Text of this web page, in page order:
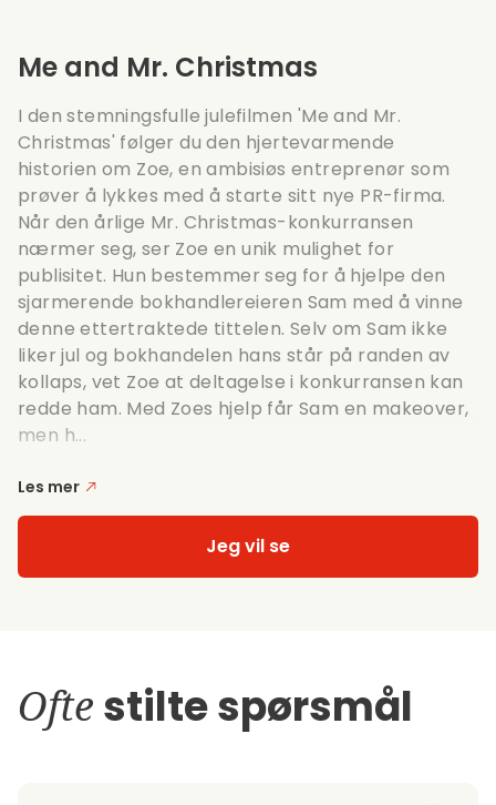
Me and Mr. Christmas
I den stemningsfulle julefilmen 'Me and Mr.
Christmas' følger du den hjertevarmende
historien om Zoe, en ambisiøs entreprenør som
prøver å lykkes med å starte sitt nye PR-firma.
Når den årlige Mr. Christmas-konkurransen
nærmer seg, ser Zoe en unik mulighet for
publisitet. Hun bestemmer seg for å hjelpe den
sjarmerende bokhandlereieren Sam med å vinne
denne ettertraktede tittelen. Selv om Sam ikke
liker jul og bokhandelen hans står på randen av
kollaps, vet Zoe at deltagelse i konkurransen kan
redde ham. Med Zoes hjelp får Sam en makeover,
men h...
Les mer
Jeg vil se
Ofte stilte spørsmål